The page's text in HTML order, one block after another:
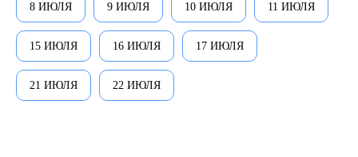
8 ИЮЛЯ 9 ИЮЛЯ 10 ИЮЛЯ 11 ИЮЛЯ
15 ИЮЛЯ 16 ИЮЛЯ 17 ИЮЛЯ
21 ИЮЛЯ 22 ИЮЛЯ